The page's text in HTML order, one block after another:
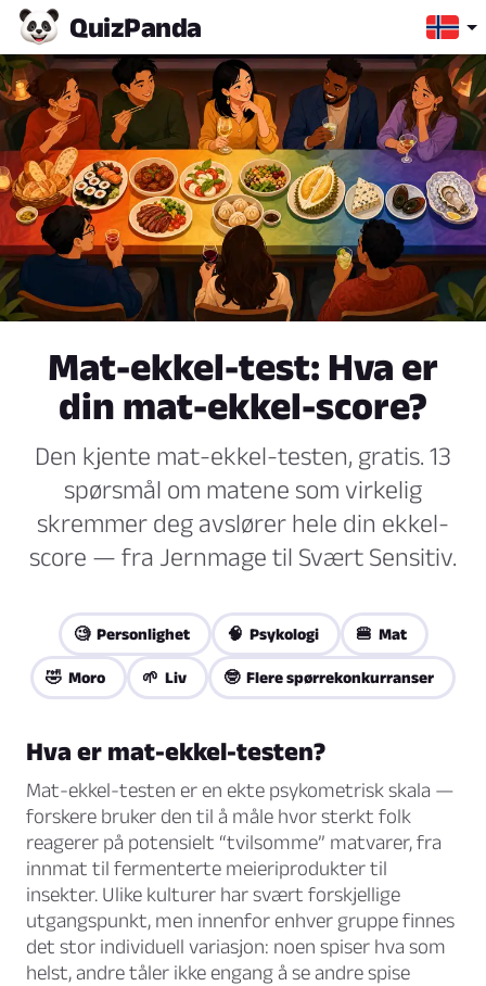
QuizPanda
Mat-ekkel-test: Hva er
din mat-ekkel-score?
Den kjente mat-ekkel-testen, gratis. 13
spørsmål om matene som virkelig
skremmer deg avslører hele din ekkel-
score — fra Jernmage til Svært Sensitiv.
🧐 Personlighet 🧠 Psykologi 🍔 Mat
🤣 Moro 🌱 Liv 🤓 Flere spørrekonkurranser
Hva er mat-ekkel-testen?
Mat-ekkel-testen er en ekte psykometrisk skala —
forskere bruker den til å måle hvor sterkt folk
reagerer på potensielt “tvilsomme” matvarer, fra
innmat til fermenterte meieriprodukter til
insekter. Ulike kulturer har svært forskjellige
utgangspunkt, men innenfor enhver gruppe finnes
det stor individuell variasjon: noen spiser hva som
helst, andre tåler ikke engang å se andre spise